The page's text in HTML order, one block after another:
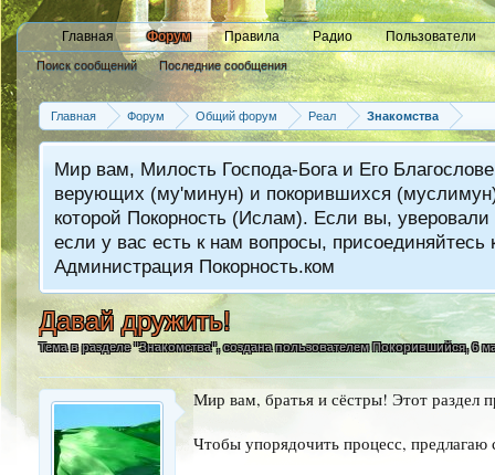
Главная Форум
Поиск сообщений Последние сообщения
Правила Радио Пользователи
Главная Форум Общий форум Реал Знакомства
Мир вам, Милость Господа-Бога и Его
верующих (му'минун) и покорившихся
которой Покорность (Ислам). Если вы,
если у вас есть к нам вопросы,
Администрация Покорность.ком
Давай дружить!
Тема в разделе "Знакомства", создана пользователемПокорившийся,6
Мир вам, братья и сёстры! Этот раздел
Чтобы упорядочить процесс, предлагаю